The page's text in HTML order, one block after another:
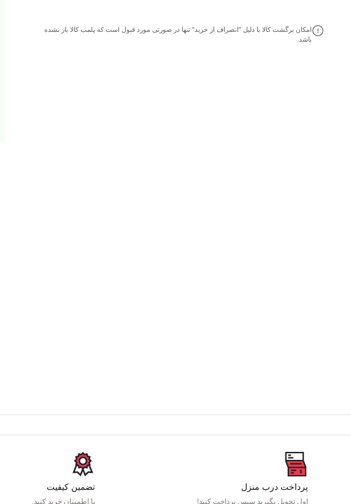
امکان برگشت کالا با دلیل "انصراف از خرید" تنها در صورتی مورد قبول است که پلمب کالا باز نشده
باشد.
پرداخت درب منزل
اول تحویل بگیرید سپس پرداخت کنید!
تضمین کیفیت
با اطمینان خرید کنید.